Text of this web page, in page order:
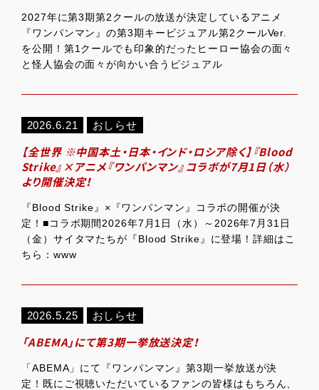
2027年に第3期第2クールの放送が決定しているアニメ
『ワンパンマン』の第3期キービジュアル第2クールVer.
を公開！第1クールでも印象的だったヒーロー協会の面々
と怪人協会の面々が向かい合うビジュアル
2026.6.21 おしらせ
【全世界 ※中国本土・日本・インド・ロシア除く】『Blood
Strike』×アニメ『ワンパンマン』コラボが7月1日（水）
より開催決定！
『Blood Strike』×『ワンパンマン』コラボの開催が決
定！■コラボ期間2026年7月1日（水）～2026年7月31日
（金）サイタマたちが『Blood Strike』に登場！詳細はこ
ちら：www
2026.5.25 おしらせ
「ABEMA」にて第3期一挙放送決定！
「ABEMA」にて『ワンパンマン』第3期一挙放送が決
定！既にご視聴いただいているファンの皆様はもちろん、